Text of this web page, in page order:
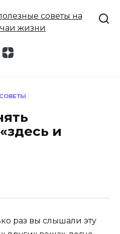
СОВЕТЫ
и
раз вы слышали эту